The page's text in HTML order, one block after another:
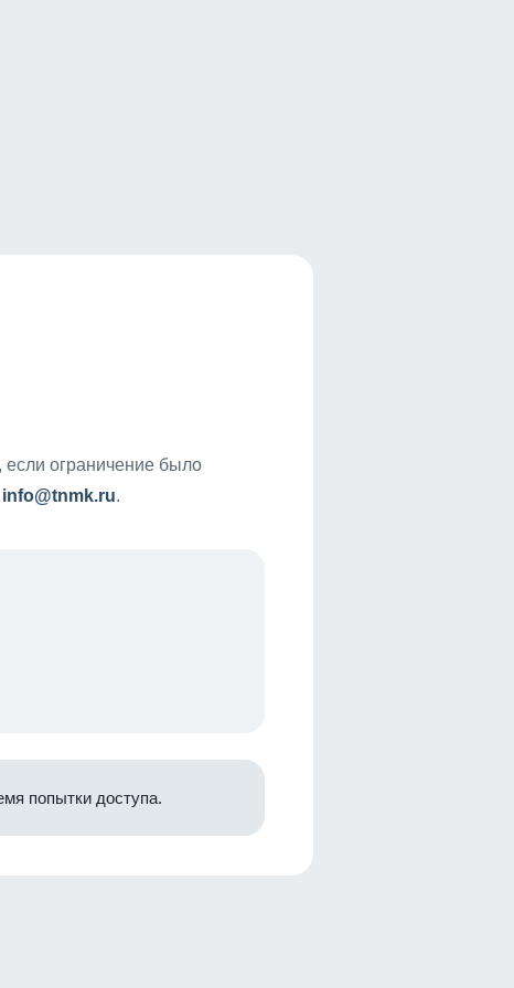
если ограничение было
info@tnmk.ru.
попытки доступа.